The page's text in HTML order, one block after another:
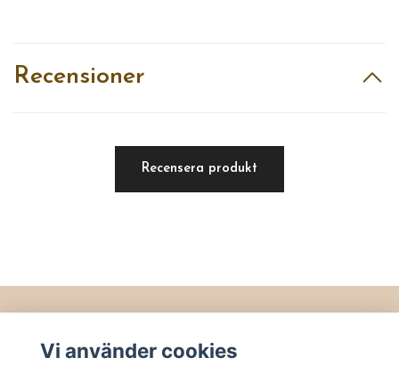
Recensioner
Recensera produkt
Köpvillkor
Vi använder cookies